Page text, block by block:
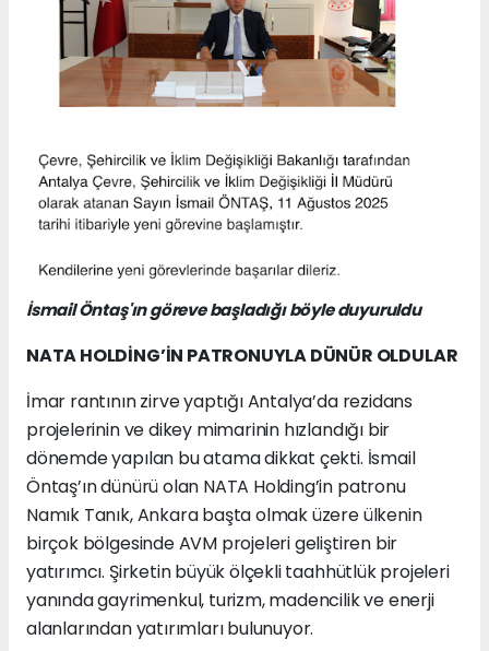
İsmail Öntaş'ın göreve başladığı böyle duyuruldu
NATA HOLDİNG’İN PATRONUYLA DÜNÜR OLDULAR
İmar rantının zirve yaptığı Antalya’da rezidans
projelerinin ve dikey mimarinin hızlandığı bir
dönemde yapılan bu atama dikkat çekti. İsmail
Öntaş’ın dünürü olan NATA Holding’in patronu
Namık Tanık, Ankara başta olmak üzere ülkenin
birçok bölgesinde AVM projeleri geliştiren bir
yatırımcı. Şirketin büyük ölçekli taahhütlük projeleri
yanında gayrimenkul, turizm, madencilik ve enerji
alanlarından yatırımları bulunuyor.